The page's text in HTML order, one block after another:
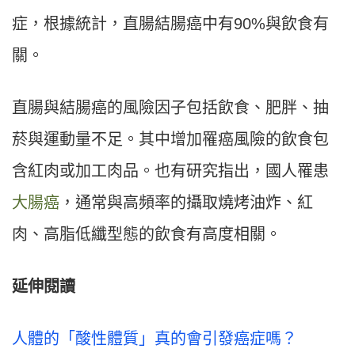
症，根據統計，直腸結腸癌中有90%與飲食有
關。
直腸與結腸癌的風險因子包括飲食、肥胖、抽
菸與運動量不足。其中增加罹癌風險的飲食包
含紅肉或加工肉品。也有研究指出，國人罹患
大腸癌 ，通常與高頻率的攝取燒烤油炸、紅
肉、高脂低纖型態的飲食有高度相關。
延伸閱讀
人體的「酸性體質」真的會引發癌症嗎？